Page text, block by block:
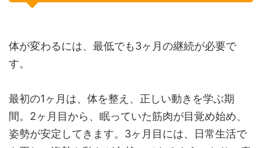
体が変わるには、最低でも3ヶ月の継続が必要で
す。
最初の1ヶ月は、体を整え、正しい動きを学ぶ期
間。2ヶ月目から、眠っていた筋肉が目覚め始め、
姿勢が安定してきます。3ヶ月目には、日常生活で